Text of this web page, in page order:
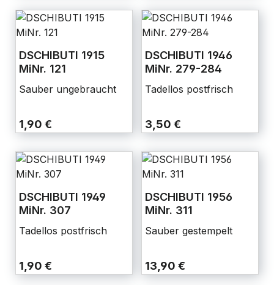
DSCHIBUTI 1915
MiNr. 121
Sauber ungebraucht
1,90 €
DSCHIBUTI 1946
MiNr. 279-284
Tadellos postfrisch
3,50 €
DSCHIBUTI 1949
MiNr. 307
Tadellos postfrisch
1,90 €
DSCHIBUTI 1956
MiNr. 311
Sauber gestempelt
13,90 €